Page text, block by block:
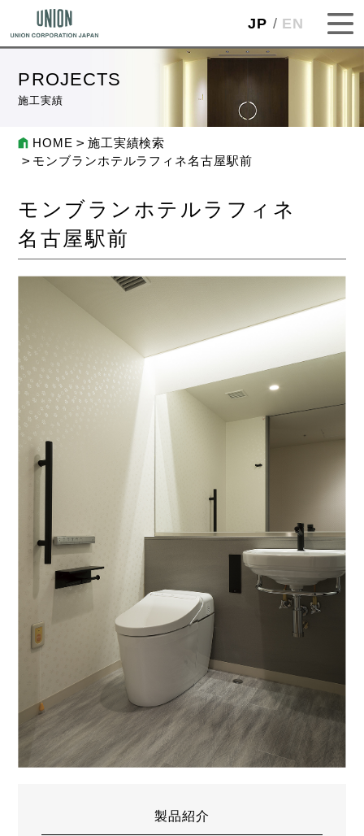
JP EN
PROJECTS
施工実績
HOME
施工実績検索
モンブランホテルラフィネ名古屋駅前
モンブランホテルラフィネ
名古屋駅前
製品紹介